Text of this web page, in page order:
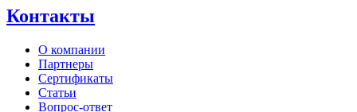
Контакты
О компании
Партнеры
Сертификаты
Статьи
Вопрос-ответ